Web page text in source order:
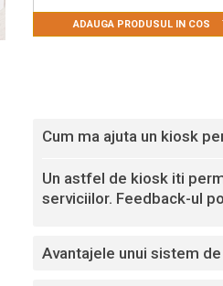
Cum ma ajuta un kiosk
Un astfel de kiosk iti
serviciilor. Feedback-ul
Avantajele unui sistem
ADAUGA PRODUSUL IN COS